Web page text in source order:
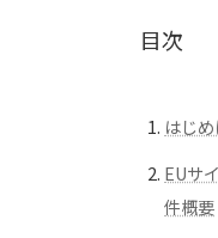
目次
はじ
EUサ
件概要